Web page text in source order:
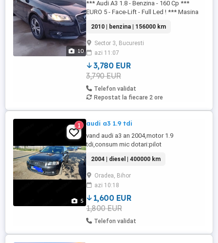
10
*** Audi A3 1.8 - Benzina - 160 Cp ***
EURO 5 - Face-Lift - Full Led ! *** Masina
Optic *** *** Fara accident RUTIER...!!! -
Import Germania - Un singur Propietar -
Istoric service + Facturi + Caiet Service -
Vin la cerere...156.000 km. - Fara Accident
Rutier...Accept ...
2010 | benzina | 156000 km
Sector 3, Bucuresti
azi 11:07
3,780 EUR
3,790 EUR
Telefon validat
Repostat la fiecare 2 ore
5
1 audi a3 1.9 tdi
vand audi a3 an 2004,motor 1.9
tdi,consum mic dotari:pilot
electrice,stergatoare automate,etc
2004 | diesel | 400000 km
Oradea, Bihor
azi 10:18
1,600 EUR
1,800 EUR
Telefon validat